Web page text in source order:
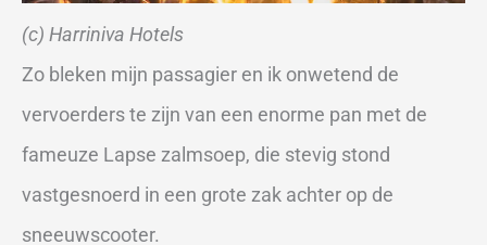
(c) Harriniva Hotels
Zo bleken mijn passagier en ik onwetend de
vervoerders te zijn van een enorme pan met de
fameuze Lapse zalmsoep, die stevig stond
vastgesnoerd in een grote zak achter op de
sneeuwscooter.